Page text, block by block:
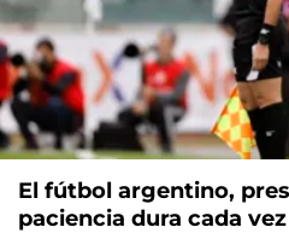
El fútbol argentino,
paciencia dura cada